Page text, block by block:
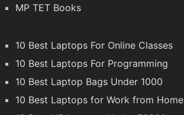
MP TET Books
10 Best Laptops For Online Classes
10 Best Laptops For Programming
10 Best Laptop Bags Under 1000
10 Best Laptops for Work from Home